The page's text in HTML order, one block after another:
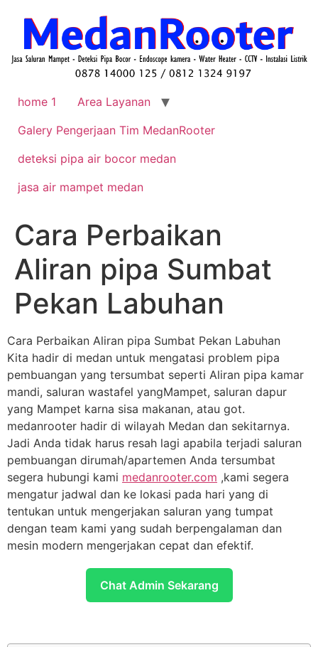
home 1
Area Layanan
Galery Pengerjaan Tim MedanRooter
deteksi pipa air bocor medan
jasa air mampet medan
Cara Perbaikan
Aliran pipa Sumbat
Pekan Labuhan
Cara Perbaikan Aliran pipa Sumbat Pekan Labuhan
Kita hadir di medan untuk mengatasi problem pipa
pembuangan yang tersumbat seperti Aliran pipa kamar
mandi, saluran wastafel yangMampet, saluran dapur
yang Mampet karna sisa makanan, atau got.
medanrooter hadir di wilayah Medan dan sekitarnya.
Jadi Anda tidak harus resah lagi apabila terjadi saluran
pembuangan dirumah/apartemen Anda tersumbat
segera hubungi kami medanrooter.com ,kami segera
mengatur jadwal dan ke lokasi pada hari yang di
tentukan untuk mengerjakan saluran yang tumpat
dengan team kami yang sudah berpengalaman dan
mesin modern mengerjakan cepat dan efektif.
Chat Admin Sekarang